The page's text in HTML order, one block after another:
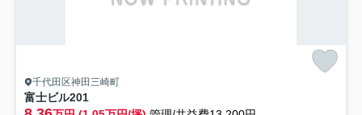
千代田区神田三崎町
富士ビル201